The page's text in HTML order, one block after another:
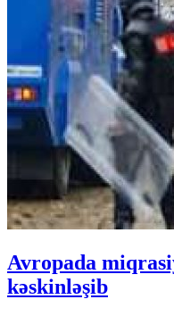
Avropada
kəskinləşib